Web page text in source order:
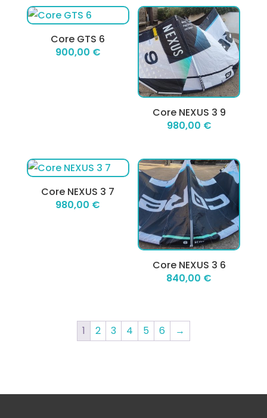
Core GTS 6
900,00 €
Core NEXUS 3 9
980,00 €
Core NEXUS 3 7
980,00 €
Core NEXUS 3 6
840,00 €
1 2 3 4 5 6 →